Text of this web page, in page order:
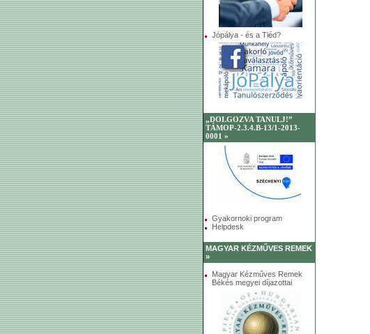
Jópálya - és a Tiéd?
„DOLGOZVA TANULJ!”
TÁMOP-2.3.4.B-13/1-2013-
0001 »
Gyakornoki program
Helpdesk
MAGYAR KÉZMŰVES REMEK
»
Magyar Kézműves Remek
Békés megyei díjazottai